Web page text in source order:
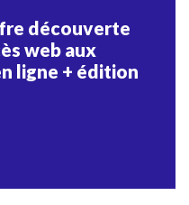
découverte
web aux
ligne + édition